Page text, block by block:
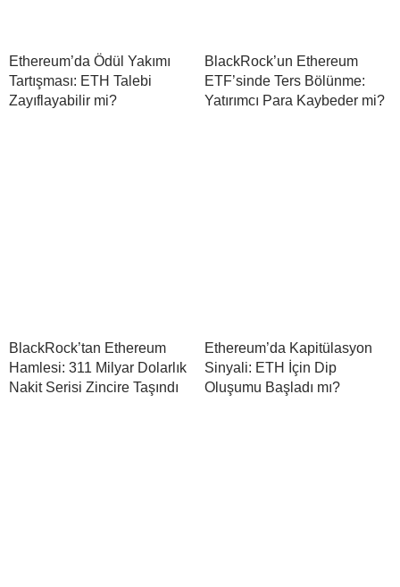
Ethereum’da Ödül Yakımı
Tartışması: ETH Talebi
Zayıflayabilir mi?
BlackRock’un Ethereum
ETF’sinde Ters Bölünme:
Yatırımcı Para Kaybeder mi?
BlackRock’tan Ethereum
Hamlesi: 311 Milyar Dolarlık
Nakit Serisi Zincire Taşındı
Ethereum’da Kapitülasyon
Sinyali: ETH İçin Dip
Oluşumu Başladı mı?